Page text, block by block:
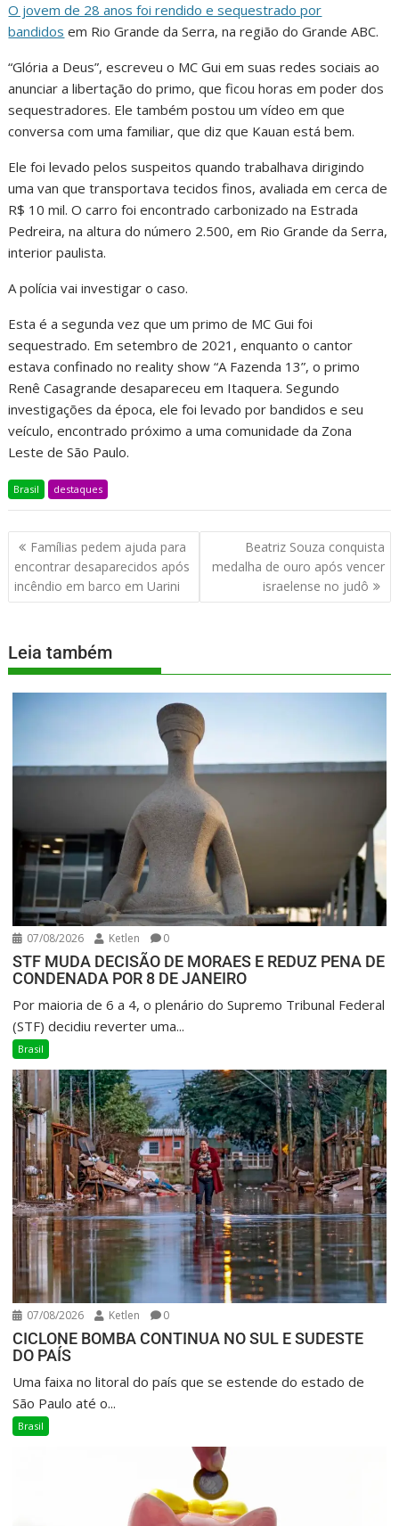
O jovem de 28 anos foi rendido e sequestrado por
bandidos em Rio Grande da Serra, na região do Grande ABC.
“Glória a Deus”, escreveu o MC Gui em suas redes sociais ao
anunciar a libertação do primo, que ficou horas em poder dos
sequestradores. Ele também postou um vídeo em que
conversa com uma familiar, que diz que Kauan está bem.
Ele foi levado pelos suspeitos quando trabalhava dirigindo
uma van que transportava tecidos finos, avaliada em cerca de
R$ 10 mil. O carro foi encontrado carbonizado na Estrada
Pedreira, na altura do número 2.500, em Rio Grande da Serra,
interior paulista.
A polícia vai investigar o caso.
Esta é a segunda vez que um primo de MC Gui foi
sequestrado. Em setembro de 2021, enquanto o cantor
estava confinado no reality show “A Fazenda 13”, o primo
Renê Casagrande desapareceu em Itaquera. Segundo
investigações da época, ele foi levado por bandidos e seu
veículo, encontrado próximo a uma comunidade da Zona
Leste de São Paulo.
Brasil destaques
Famílias pedem ajuda para
encontrar desaparecidos após
incêndio em barco em Uarini
Beatriz Souza conquista
medalha de ouro após vencer
israelense no judô
Leia também
07/08/2026 Ketlen 0
STF MUDA DECISÃO DE MORAES E REDUZ PENA DE
CONDENADA POR 8 DE JANEIRO
Por maioria de 6 a 4, o plenário do Supremo Tribunal Federal
(STF) decidiu reverter uma...
Brasil
07/08/2026 Ketlen 0
CICLONE BOMBA CONTINUA NO SUL E SUDESTE
DO PAÍS
Uma faixa no litoral do país que se estende do estado de
São Paulo até o...
Brasil